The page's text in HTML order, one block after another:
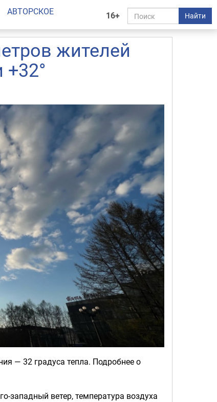
16+ Найти
АВТОРСКОЕ
жителей
— 32 градуса тепла. Подробнее о
западный ветер, температура воздуха